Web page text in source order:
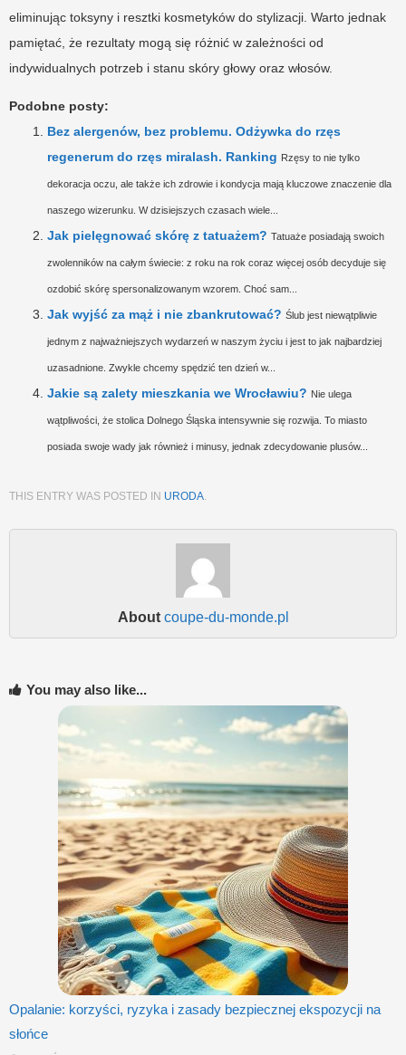
eliminując toksyny i resztki kosmetyków do stylizacji. Warto jednak
pamiętać, że rezultaty mogą się różnić w zależności od
indywidualnych potrzeb i stanu skóry głowy oraz włosów.
Podobne posty:
Bez alergenów, bez problemu. Odżywka do rzęs
regenerum do rzęs miralash. Ranking Rzęsy to nie tylko
dekoracja oczu, ale także ich zdrowie i kondycja mają kluczowe znaczenie dla
naszego wizerunku. W dzisiejszych czasach wiele...
Jak pielęgnować skórę z tatuażem? Tatuaże posiadają swoich
zwolenników na całym świecie: z roku na rok coraz więcej osób decyduje się
ozdobić skórę spersonalizowanym wzorem. Choć sam...
Jak wyjść za mąż i nie zbankrutować? Ślub jest niewątpliwie
jednym z najważniejszych wydarzeń w naszym życiu i jest to jak najbardziej
uzasadnione. Zwykle chcemy spędzić ten dzień w...
Jakie są zalety mieszkania we Wrocławiu? Nie ulega
wątpliwości, że stolica Dolnego Śląska intensywnie się rozwija. To miasto
posiada swoje wady jak również i minusy, jednak zdecydowanie plusów...
THIS ENTRY WAS POSTED IN URODA
About coupe-du-monde.pl
You may also like...
Opalanie: korzyści, ryzyka i zasady bezpiecznej ekspozycji na
słońce